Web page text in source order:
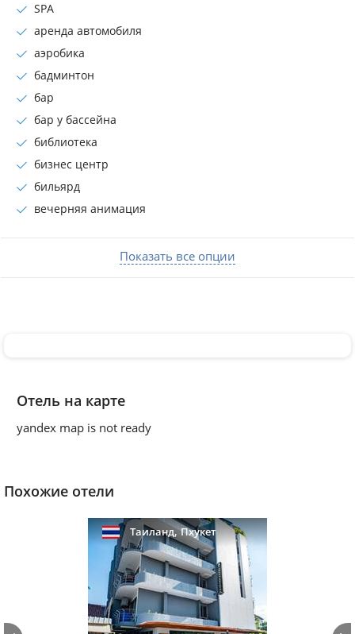
SPA
аренда автомобиля
аэробика
бадминтон
бар
бар у бассейна
библиотека
бизнес центр
бильярд
вечерняя анимация
Показать все опции
Отель на карте
yandex map is not ready
Похожие отели
Таиланд,Пхукет